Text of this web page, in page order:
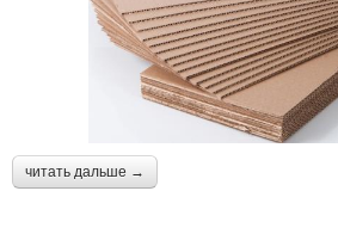
читать дальше →